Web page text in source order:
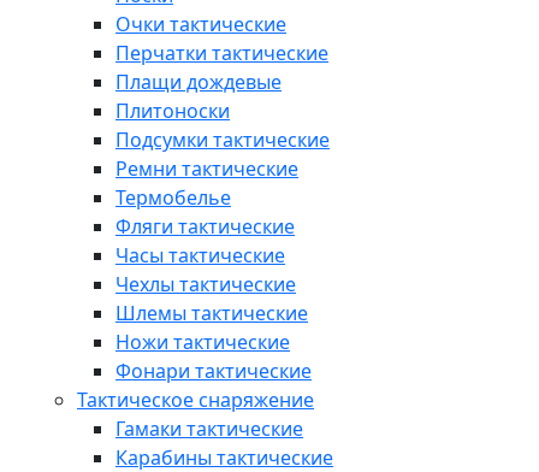
Очки тактические
Перчатки тактические
Плащи дождевые
Плитоноски
Подсумки тактические
Ремни тактические
Термобелье
Фляги тактические
Часы тактические
Чехлы тактические
Шлемы тактические
Ножи тактические
Фонари тактические
Тактическое снаряжение
Гамаки тактические
Карабины тактические